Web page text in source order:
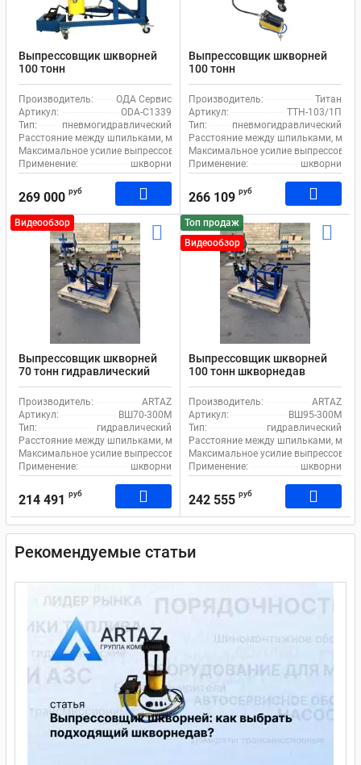
Выпрессовщик шкворней
100 тонн
пневмогидравлический
шкворнедав для
грузовиков на тележке ОДА
Сервис ODA-C1339, с
педалью
Производитель:
ОДА Сервис
Артикул:
ODA-C1339
Тип:
пневмогидравлический
Расстояние между шпильками, мм:
260
Максимальное усилие выпрессовщика, т: 100
Применение:
шкворни
269 000 руб
Выпрессовщик шкворней
100 тонн
пневмогидравлический
шкворнедав для
грузовиков на тележке
Титан ТТН-103/1 П, с
педалью
Производитель:
Титан
Артикул:
ТТН-103/1П
Тип:
пневмогидравлический
Расстояние между шпильками, мм:
Максимальное усилие
Применение:
шкворни
266 109 руб
Видеообзор
Выпрессовщик шкворней
70 тонн гидравлический
шкворнедав для
грузовиков на тележке
ВШ70-300М с ручным
насосом
Производитель:
ARTAZ
Артикул:
ВШ70-300М
Тип:
гидравлический
Расстояние между шпильками, мм:
300
Максимальное усилие выпрессовщика, т: 77
Применение:
шкворни
214 491 руб
Топ продаж
Видеообзор
Выпрессовщик шкворней
100 тонн шкворнедав
гидравлический с ручным
насосом для грузовиков на
тележке ВШ95-300М
Производитель:
ARTAZ
Артикул:
ВШ95-300М
Тип:
гидравлический
Расстояние между шпильками, мм:
Максимальное усилие
Применение:
шкворни
242 555 руб
Рекомендуемые статьи